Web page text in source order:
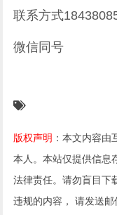
联系方式
微信同号
版权声明 ：本文内容
本人。本站仅提供信息
法律责任。请勿盲目下
违规的内容， 请发送